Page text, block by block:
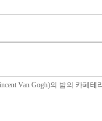
Van Gogh)의 밤의 카페테